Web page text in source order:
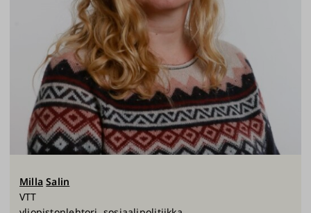
Milla Salin
VTT